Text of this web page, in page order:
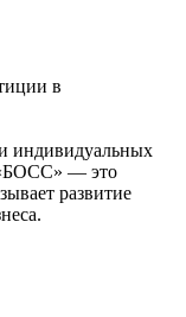
в
индивидуальных
— это
развитие